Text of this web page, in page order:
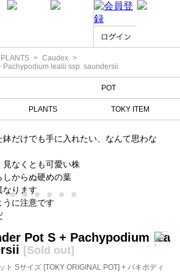
Caudex
Pachypodium lealii ssp. saundersii
POT
PLANTS TOKY ITEM
Pot S + Pachypodium lea
[Sold out]
ト Sサイズ [TOKY ORIGINAL POT] + パキポディ